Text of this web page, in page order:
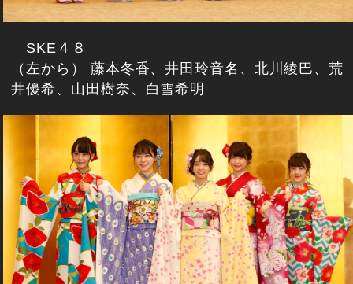
SKE４８
（左から） 藤本冬香、井田玲音名、北川綾巴、荒
井優希、山田樹奈、白雪希明